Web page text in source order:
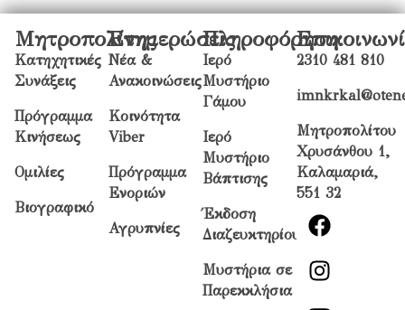
Μητροπολίτης
Κατηχητικές
Συνάξεις
Πρόγραμμα
Κινήσεως
Ομιλίες
Βιογραφικό
Ενημερώσεις
Νέα &
Ανακοινώσεις
Κοινότητα
Viber
Πρόγραμμα
Ενοριών
Αγρυπνίες
Πληροφόρηση
Ιερό
Μυστήριο
Γάμου
Ιερό
Μυστήριο
Βάπτισης
Έκδοση
Διαζευκτηρίου
Μυστήρια σε
Παρεκκλήσια
2310 481 810
Μητροπολίτου
Χρυσάνθου 1,
Καλαμαριά,
551 32